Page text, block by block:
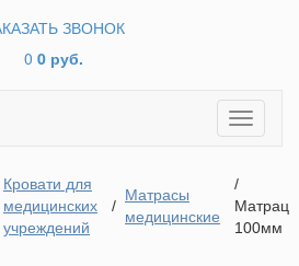
ЗВОНОК
0 0 руб.
Toggle
Кровати для
медицинских
учреждений
/
Матрасы
медицинские
/
Матрац
100мм